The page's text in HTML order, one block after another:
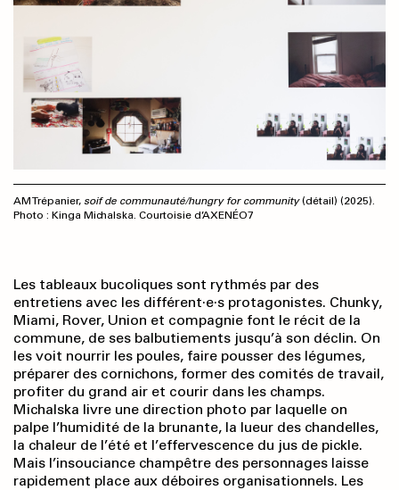
AM Trépanier, soif de communauté/hungry for community(détail) (2025).
Photo : Kinga Michalska. Courtoisie d’AXENÉO7
Les tableaux bucoliques sont rythmés par des
entretiens avec les différent·e·s protagonistes. Chunky,
Miami, Rover, Union et compagnie font le récit de la
commune, de ses balbutiements jusqu’à son déclin. On
les voit nourrir les poules, faire pousser des légumes,
préparer des cornichons, former des comités de travail,
profiter du grand air et courir dans les champs.
Michalska livre une direction photo par laquelle on
palpe l’humidité de la brunante, la lueur des chandelles,
la chaleur de l’été et l’effervescence du jus de pickle.
Mais l’insouciance champêtre des personnages laisse
rapidement place aux déboires organisationnels. Les